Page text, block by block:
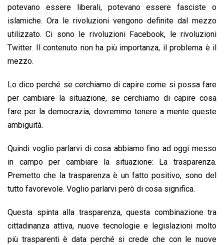
potevano essere liberali, potevano essere fasciste o
islamiche. Ora le rivoluzioni vengono definite dal mezzo
utilizzato. Ci sono le rivoluzioni Facebook, le rivoluzioni
Twitter. Il contenuto non ha più importanza, il problema è il
mezzo.
Lo dico perché se cerchiamo di capire come si possa fare
per cambiare la situazione, se cerchiamo di capire cosa
fare per la democrazia, dovremmo tenere a mente queste
ambiguità.
Quindi voglio parlarvi di cosa abbiamo fino ad oggi messo
in campo per cambiare la situazione: La trasparenza.
Premetto che la trasparenza è un fatto positivo, sono del
tutto favorevole. Voglio parlarvi però di cosa significa.
Questa spinta alla trasparenza, questa combinazione tra
cittadinanza attiva, nuove tecnologie e legislazioni molto
più trasparenti è data perché si crede che con le nuove